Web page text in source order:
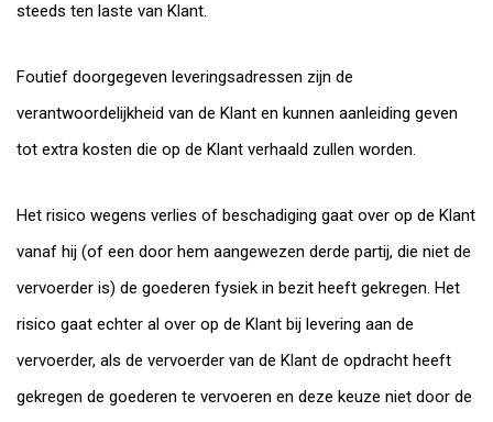
steeds ten laste van Klant.
Foutief doorgegeven leveringsadressen zijn de
verantwoordelijkheid van de Klant en kunnen aanleiding geven
tot extra kosten die op de Klant verhaald zullen worden.
Het risico wegens verlies of beschadiging gaat over op de Klant
vanaf hij (of een door hem aangewezen derde partij, die niet de
vervoerder is) de goederen fysiek in bezit heeft gekregen. Het
risico gaat echter al over op de Klant bij levering aan de
vervoerder, als de vervoerder van de Klant de opdracht heeft
gekregen de goederen te vervoeren en deze keuze niet door de